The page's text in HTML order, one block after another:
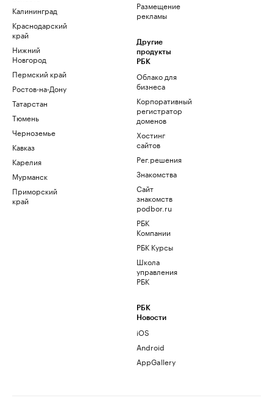
Калининград
Краснодарский
край
Нижний
Новгород
Пермский край
Ростов-на-Дону
Татарстан
Тюмень
Черноземье
Кавказ
Карелия
Мурманск
Приморский
край
Размещение
рекламы
Другие
продукты
РБК
Облако для
бизнеса
Корпоративный
регистратор
доменов
Хостинг
сайтов
Рег.решения
Знакомства
Сайт
знакомств
podbor.ru
РБК
Компании
РБК Курсы
Школа
управления
РБК
РБК
Новости
iOS
Android
AppGallery